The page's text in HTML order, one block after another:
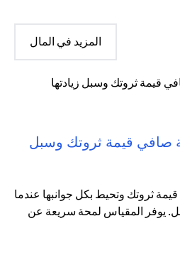
المزيد في المال
صافي قيمة ثروتك وسبل
ثروتك وتحيط بكل جوانبها عندما
يوفر المقياس لمحة سريعة عن